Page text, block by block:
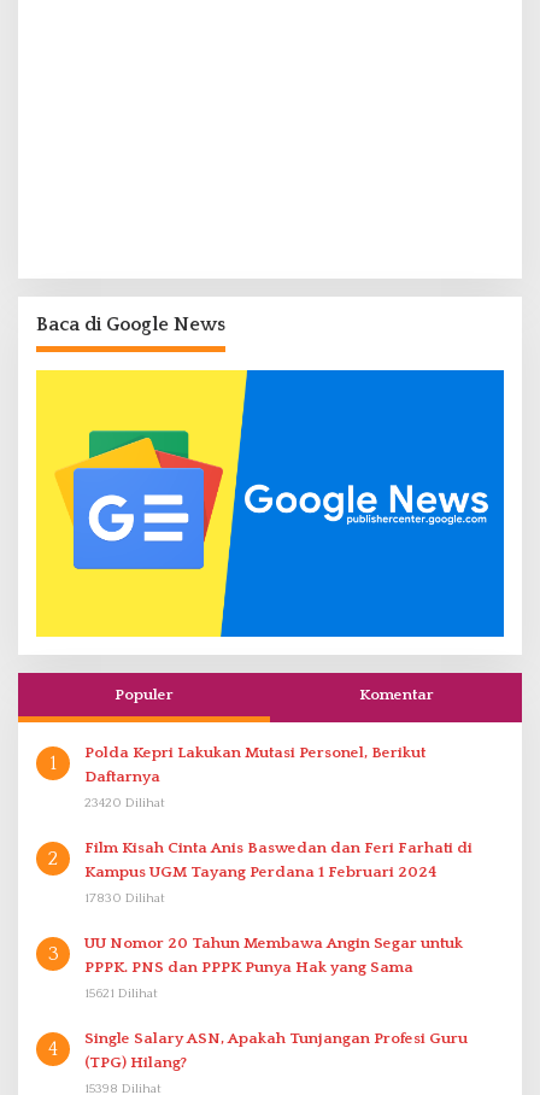
Baca di Google News
Populer Komentar
1
Polda Kepri Lakukan Mutasi Personel, Berikut
Daftarnya
23420 Dilihat
2
Film Kisah Cinta Anis Baswedan dan Feri Farhati di
Kampus UGM Tayang Perdana 1 Februari 2024
17830 Dilihat
3
UU Nomor 20 Tahun Membawa Angin Segar untuk
PPPK. PNS dan PPPK Punya Hak yang Sama
15621 Dilihat
4
Single Salary ASN, Apakah Tunjangan Profesi Guru
(TPG) Hilang?
15398 Dilihat